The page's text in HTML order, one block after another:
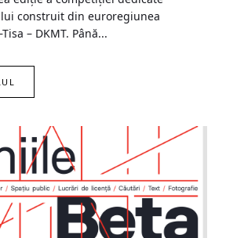
construit din euroregiunea
– DKMT. Până...